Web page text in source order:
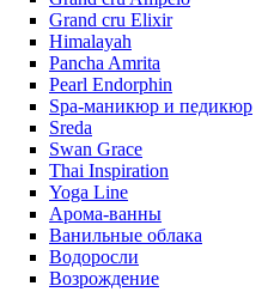
Grand сru Elixir
Himalayah
Pancha Amrita
Pearl Endorphin
Spa-маникюр и педикюр
Sreda
Swan Grace
Thai Inspiration
Yoga Line
Арома-ванны
Ванильные облака
Водоросли
Возрождение